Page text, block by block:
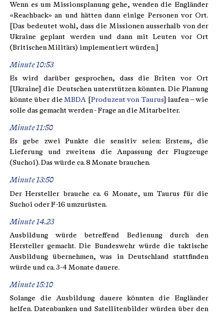
Wenn es um Missionsplanung gehe, wenden die Engländer
«Reachback» an und hätten dann einige Personen vor Ort.
[Das bedeutet wohl, dass die Missionen ausserhalb von der
Ukraine geplant werden und dann mit Leuten vor Ort
(Britischen Militärs) implementiert würden.]
Minute 10:53
Es wird darüber gesprochen, dass die Briten vor Ort
[Ukraine] die Deutschen unterstützen könnten. Die Planung
könnte über dieMBDA Produzent von Taurus] laufen – wie
solle das gemacht werden - Frage an die Mitarbeiter.
Minute 11:50
Es gebe zwei Punkte die sensitiv seien: Erstens, die
Lieferung und zweitens die Anpassung der Flugzeuge
(Suchoi). Das würde ca. 8 Monate brauchen.
Minute 13:50
Der Hersteller brauche ca. 6 Monate, um Taurus für die
Suchoi oder F-16 umzurüsten.
Minute 14.23
Ausbildung würde betreffend Bedienung durch den
Hersteller gemacht. Die Bundeswehr würde die taktische
Ausbildung übernehmen, was in Deutschland stattfinden
würde und ca. 3-4 Monate dauere.
Minute 15:10
Solange die Ausbildung dauere könnten die Engländer
helfen. Datenbanken und Satellitenbilder würden über den